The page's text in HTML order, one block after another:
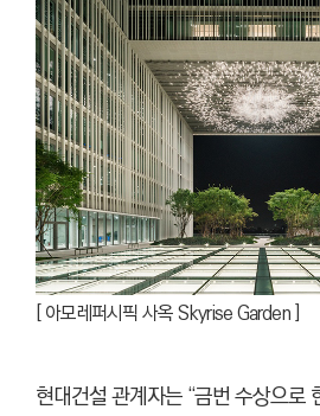
[ 아모레퍼시픽 사옥 Skyrise Garden ]
현대건설 관계자는 “금번 수상으로